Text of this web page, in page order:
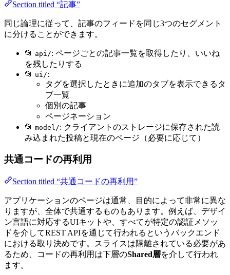
Section titled “記事”
同じ論理に従って、記事のフィードを同じ3つのセグメント
に分けることができます。
📂 api/: ページごとの記事一覧を取得したり、いいね
を残したりする
📂 ui/:
タグを選択したときに追加のタブを表示できるタ
ブ一覧
個別の記事
ページネーション
📂 model/: クライアントのストレージに保存された読
み込まれた投稿と現在のページ（必要に応じて）
共通コードの再利用
Section titled “共通コードの再利用”
アプリケーションのページは通常、目的によって非常に異な
りますが、全体で共通するものもあります。例えば、デザイ
ン言語に対応するUIキットや、すべてが特定の認証メソッ
ドを介してREST APIを通じて行われるというバックエンド
における取り決めです。スライスは隔離されている必要があ
るため、コードの再利用は下層のShared層を介して行われ
ます。